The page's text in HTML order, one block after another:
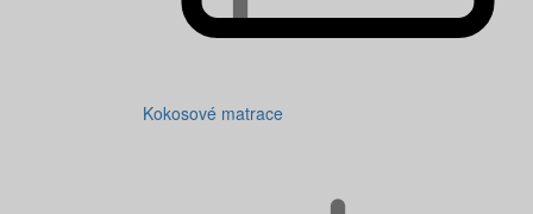
Kokosové matrace